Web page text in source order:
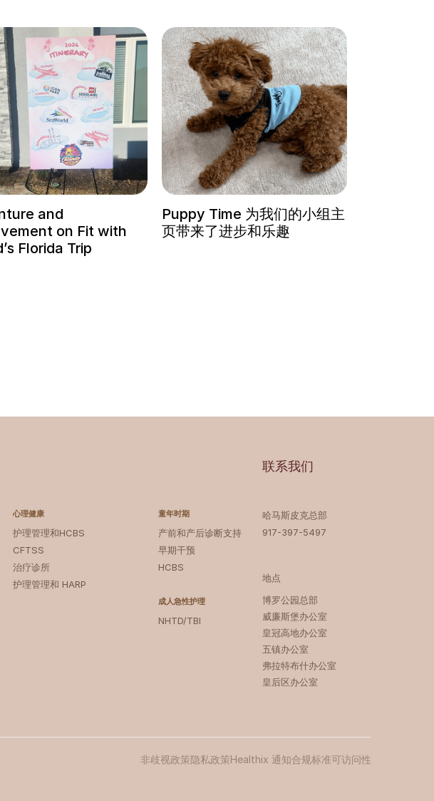
and
on Fit with
Florida Trip
Puppy Time 为我们的小组主
页带来了进步和乐趣
心理健康
护理管理和HCBS
CFTSS
治疗诊所
护理管理和 HARP
童年时期
产前和产后诊断支持
早期干预
HCBS
成人急性护理
NHTD/TBI
联系我们
哈马斯皮克总部
917-397-5497
地点
博罗公园总部 ‍
威廉斯堡办公室
皇冠高地办公室
五镇办公室
弗拉特布什办公室
皇后区办公室
非歧视政策隐私政策Healthix 通知合规标准可访问性